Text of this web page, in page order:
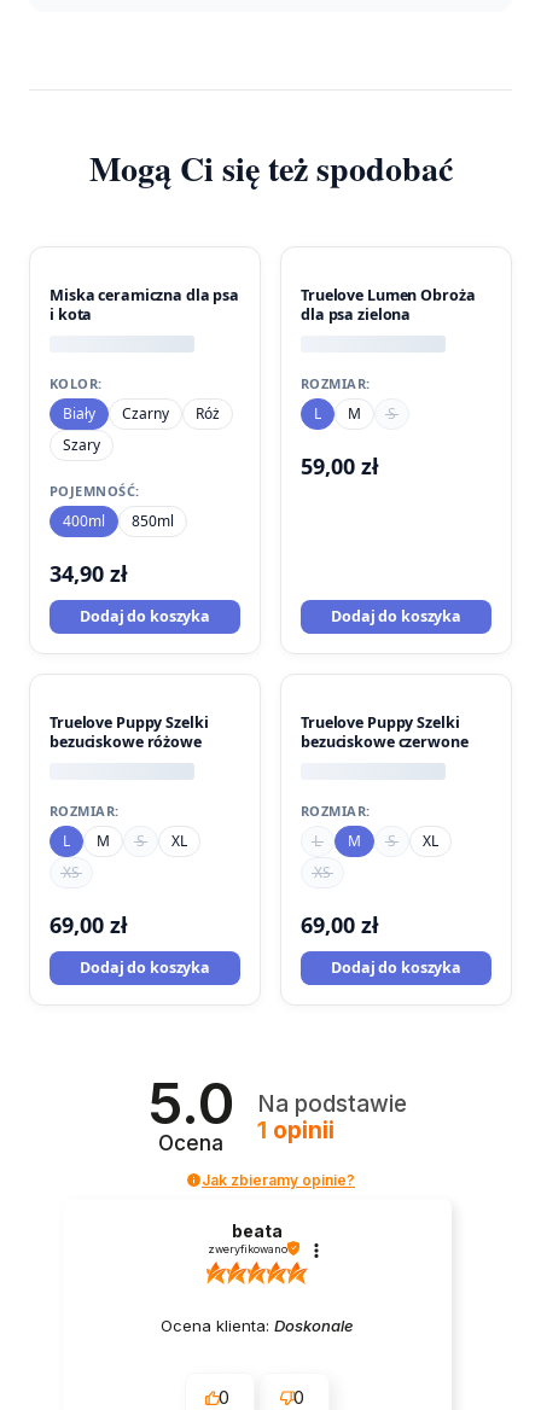
Mogą Ci się też spodobać
Miska ceramiczna dla psa
i kota
KOLOR:
Biały Czarny
Róż
Szary
POJEMNOŚĆ:
400ml 850ml
34,90 zł
Dodaj do koszyka
Truelove Lumen Obroża
dla psa zielona
ROZMIAR:
L M S
59,00 zł
Dodaj do koszyka
Truelove Puppy Szelki
bezuciskowe różowe
ROZMIAR:
L M S
XL
XS
69,00 zł
Dodaj do koszyka
Truelove Puppy Szelki
bezuciskowe czerwone
ROZMIAR:
L M S
XL
XS
69,00 zł
Dodaj do koszyka
5.0
Ocena
Na podstawie
1 opinii
Jak zbieramy opinie?
beata
zweryfikowano
Ocena klienta: Doskonale
0 0